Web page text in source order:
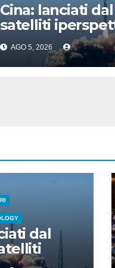
Cina: lanciati
satelliti
Shandong
AGO 5, 2026
dal
nello